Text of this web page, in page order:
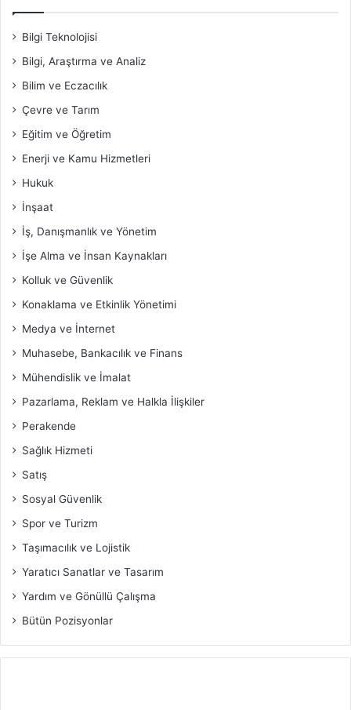
Bilgi Teknolojisi
Bilgi, Araştırma ve Analiz
Bilim ve Eczacılık
Çevre ve Tarım
Eğitim ve Öğretim
Enerji ve Kamu Hizmetleri
Hukuk
İnşaat
İş, Danışmanlık ve Yönetim
İşe Alma ve İnsan Kaynakları
Kolluk ve Güvenlik
Konaklama ve Etkinlik Yönetimi
Medya ve İnternet
Muhasebe, Bankacılık ve Finans
Mühendislik ve İmalat
Pazarlama, Reklam ve Halkla İlişkiler
Perakende
Sağlık Hizmeti
Satış
Sosyal Güvenlik
Spor ve Turizm
Taşımacılık ve Lojistik
Yaratıcı Sanatlar ve Tasarım
Yardım ve Gönüllü Çalışma
Bütün Pozisyonlar